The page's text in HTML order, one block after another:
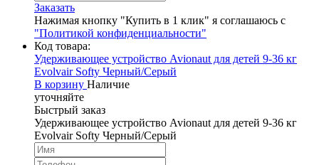
Заказать
Нажимая кнопку "Купить в 1 клик" я соглашаюсь с
"Политикой конфиденциальности"
Код товара:
Удерживающее устройство Avionaut для детей 9-36 кг
Evolvair Softy Черный/Серый
В корзину Наличие
уточняйте
Быстрый заказ
Удерживающее устройство Avionaut для детей 9-36 кг
Evolvair Softy Черный/Серый